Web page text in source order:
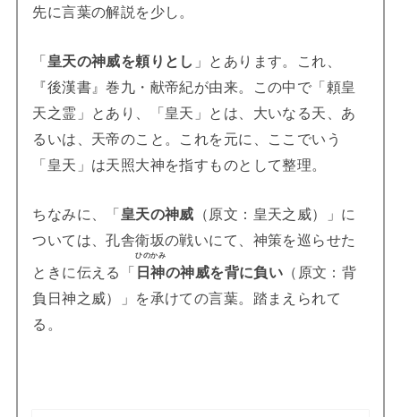
先に言葉の解説を少し。
「皇天の神威を頼りとし 」とあります。これ、
『後漢書』巻九・献帝紀が由来。この中で「頼皇
天之霊」とあり、「皇天」とは、大いなる天、あ
るいは、天帝のこと。これを元に、ここでいう
「皇天」は天照大神を指すものとして整理。
ちなみに、「皇天の神威 （原文：皇天之威）」に
ついては、孔舎衛坂の戦いにて、神策を巡らせた
ときに伝える「日神
ひのかみ
の神威を背に負い （原文：背
負日神之威）」を承けての言葉。踏まえられて
る。